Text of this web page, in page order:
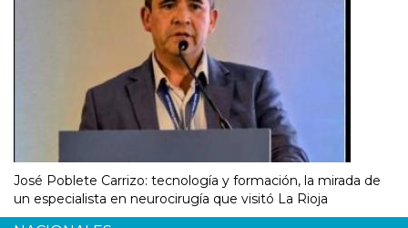
José Poblete Carrizo: tecnología y formación, la mirada de
un especialista en neurocirugía que visitó La Rioja